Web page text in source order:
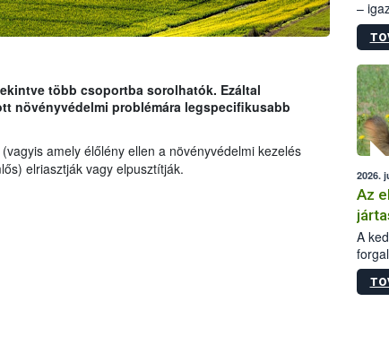
több csoportba sorolhatók. Ezáltal
növényvédelmi problémára legspecifikusabb
amely élőlény ellen a növényvédelmi kezelés
elriasztják vagy elpusztítják.
–
15.
2026.
Az
A